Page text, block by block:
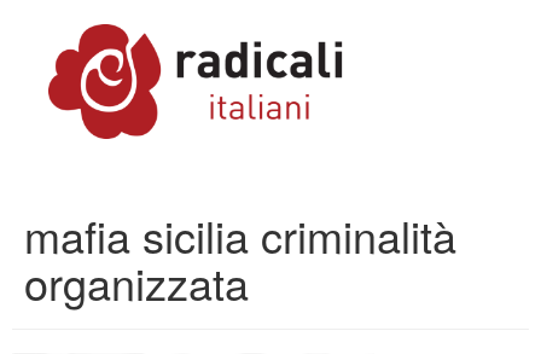
mafia sicilia criminalità
organizzata